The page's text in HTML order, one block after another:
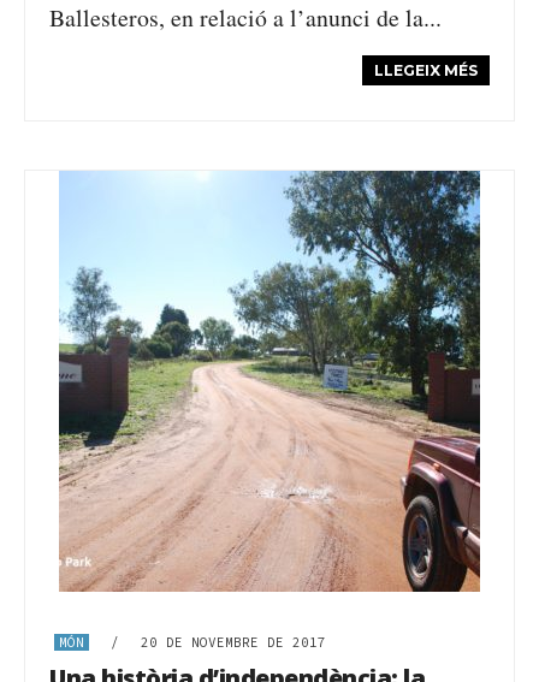
Ballesteros, en relació a l’anunci de la...
LLEGEIX MÉS
MÓN / 20 DE NOVEMBRE DE 2017